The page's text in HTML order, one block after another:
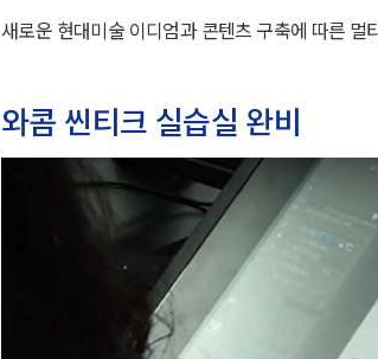
새로운 현대미술 이디엄과 콘텐츠 구축에 따른
와콤 씬티크 실습실 완비